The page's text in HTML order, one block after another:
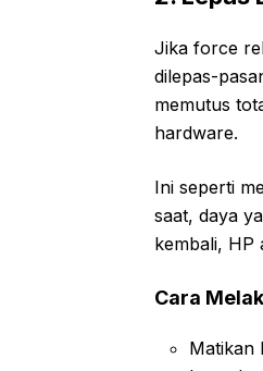
Jika force
dilepas-
memutus
hardware.
Ini seperti
saat, daya
kembali, HP
Cara
Matikan